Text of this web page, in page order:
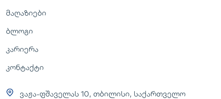
მაღაზიები
ბლოგი
კარიერა
კონტაქტი
ვაჟა-ფშაველას 10, თბილისი, საქართველო